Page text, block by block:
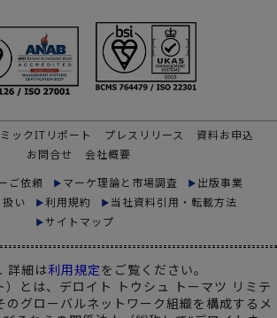
ミックITリポート プレスリリース
資料お申込
お問合せ
会社概要
ご依頼
マーケ理論と市場調査
出版事業
い
利用規約
当社資料引用・転載方法
サイトマップ
細は利用規定をご覧ください。
とは、デロイト トウシュ トーマツ リミテ
のグローバルネットワーク組織を構成するメ